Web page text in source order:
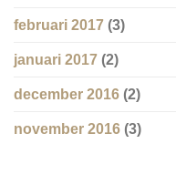
februari 2017 (3)
januari 2017 (2)
december 2016 (2)
november 2016 (3)